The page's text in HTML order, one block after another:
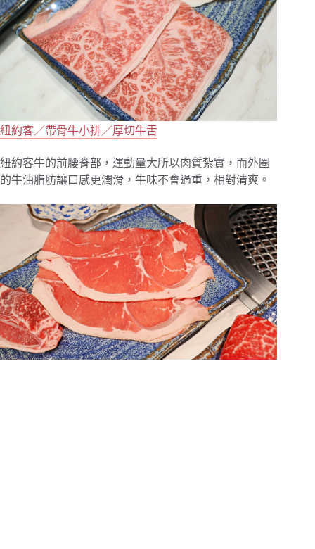
紐約客／帶骨牛小排／厚切牛舌
紐約客牛的前腰脊部，運動量大所以肉質紮實，而外圈
的牛油脂肪讓口感更潤滑，牛味不會過重，相對清爽。